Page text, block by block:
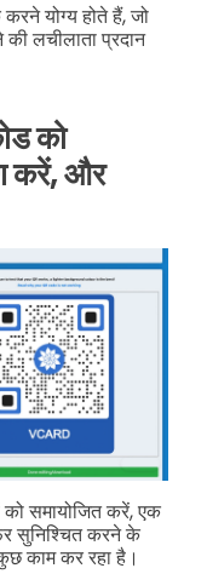
योग्य होते हैं, जो
लचीलाता प्रदान
को
करें, और
समायोजित करें, एक
सुनिश्चित करने के
काम कर रहा है।